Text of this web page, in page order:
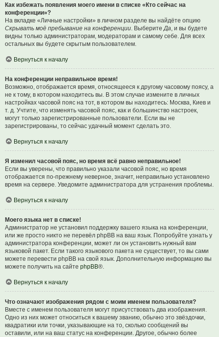
Как избежать появления моего имени в списке «Кто сейчас на
конференции»?
На вкладке «Личные настройки» в личном разделе вы найдёте опцию
Скрывать моё пребывание на конференции. ВыберитеДа, и вы будете
видны только администраторам, модераторам и самому себе. Для всех
остальных вы будете скрытым пользователем.
Вернуться к началу
На конференции неправильное время!
Возможно, отображается время, относящееся к другому часовому поясу, а
не к тому, в котором находитесь вы. В этом случае измените в личных
настройках часовой пояс на тот, в котором вы находитесь: Москва, Киев и
т. д. Учтите, что изменять часовой пояс, как и большинство настроек,
могут только зарегистрированные пользователи. Если вы не
зарегистрированы, то сейчас удачный момент сделать это.
Вернуться к началу
Я изменил часовой пояс, но время всё равно неправильное!
Если вы уверены, что правильно указали часовой пояс, но время
отображается по-прежнему неверное, значит, неправильно установлено
время на сервере. Уведомите администратора для устранения проблемы.
Вернуться к началу
Моего языка нет в списке!
Администратор не установил поддержку вашего языка на конференции,
или же просто никто не перевёл phpBB на ваш язык. Попробуйте узнать у
администратора конференции, может ли он установить нужный вам
языковой пакет. Если такого языкового пакета не существует, то вы сами
можете перевести phpBB на свой язык. Дополнительную информацию вы
можете получить на сайте phpBB®.
Вернуться к началу
Что означают изображения рядом с моим именем пользователя?
Вместе с именем пользователя могут присутствовать два изображения.
Одно из них может относиться к вашему званию, обычно это звёздочки,
квадратики или точки, указывающие на то, сколько сообщений вы
оставили, или на ваш статус на конференции. Другое, обычно более